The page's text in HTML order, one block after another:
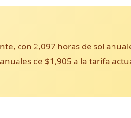
con 2,097 horas de sol
de $1,905 a la tarifa